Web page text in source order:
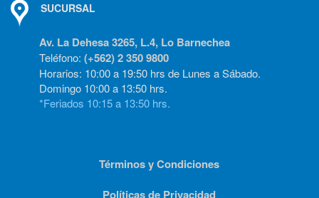
SUCURSAL
Av. La Dehesa 3265, L.4, Lo Barnechea
Teléfono: (+562) 2 350 9800
Horarios: 10:00 a 19:50 hrs de Lunes a Sábado.
Domingo 10:00 a 13:50 hrs.
*Feriados 10:15 a 13:50 hrs.
Términos y Condiciones
Políticas de Privacidad